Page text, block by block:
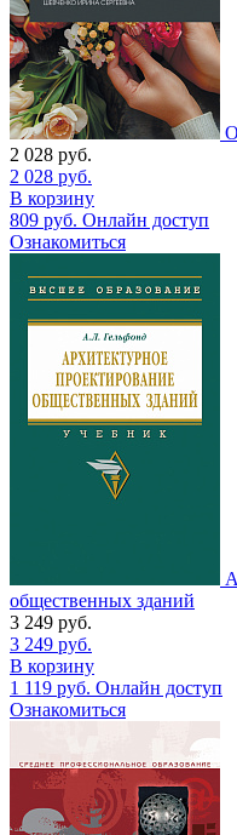
2 028 руб.
2 028 руб.
В корзину
809 руб. Онлайн доступ
Ознакомиться
общественных зданий
3 249 руб.
3 249 руб.
В корзину
1 119 руб. Онлайн доступ
Ознакомиться